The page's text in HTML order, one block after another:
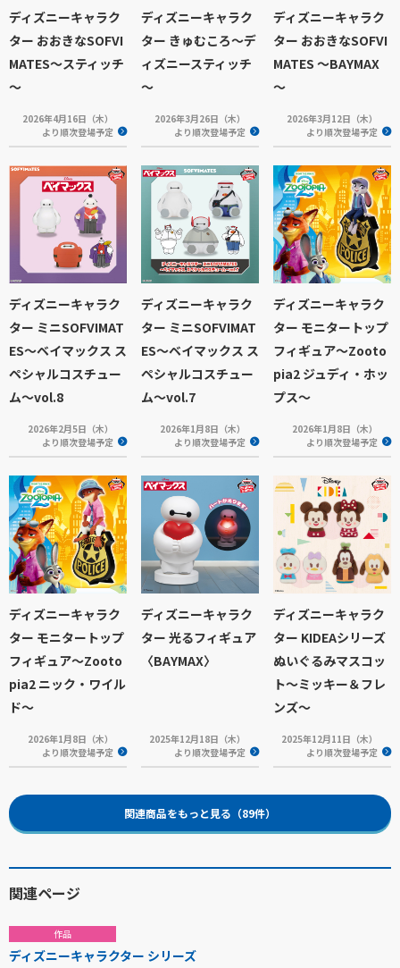
ディズニーキャラク
ター おおきなSOFVI
MATES～スティッチ
～
2026年4月16日（木）
より順次登場予定
ディズニーキャラク
ター きゅむころ～デ
ィズニースティッチ
～
2026年3月26日（木）
より順次登場予定
ディズニーキャラク
ター おおきなSOFVI
MATES ～BAYMAX
～
2026年3月12日（木）
より順次登場予定
ディズニーキャラク
ター ミニSOFVIMAT
ES～ベイマックス ス
ペシャルコスチュー
ム～vol.8
2026年2月5日（木）
より順次登場予定
ディズニーキャラク
ター ミニSOFVIMAT
ES～ベイマックス ス
ペシャルコスチュー
ム～vol.7
2026年1月8日（木）
より順次登場予定
ディズニーキャラク
ター モニタートップ
フィギュア～Zooto
pia2 ジュディ・ホッ
プス～
2026年1月8日（木）
より順次登場予定
ディズニーキャラク
ター モニタートップ
フィギュア～Zooto
pia2 ニック・ワイル
ド～
2026年1月8日（木）
より順次登場予定
ディズニーキャラク
ター 光るフィギュア
〈BAYMAX〉
2025年12月18日（木）
より順次登場予定
ディズニーキャラク
ター KIDEAシリーズ
ぬいぐるみマスコッ
ト～ミッキー＆フレ
ンズ～
2025年12月11日（木）
より順次登場予定
関連商品をもっと見る（89件）
関連ページ
作品
ディズニーキャラクター シリーズ